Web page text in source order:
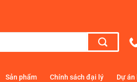
Sản phẩm Chính sách đại lý Dự